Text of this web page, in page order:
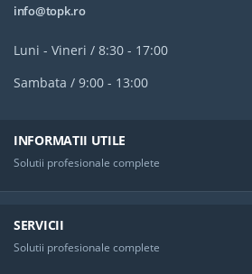
info@topk.ro
Luni - Vineri / 8:30 - 17:00
Sambata / 9:00 - 13:00
INFORMATII UTILE
Solutii profesionale complete
SERVICII
Solutii profesionale complete